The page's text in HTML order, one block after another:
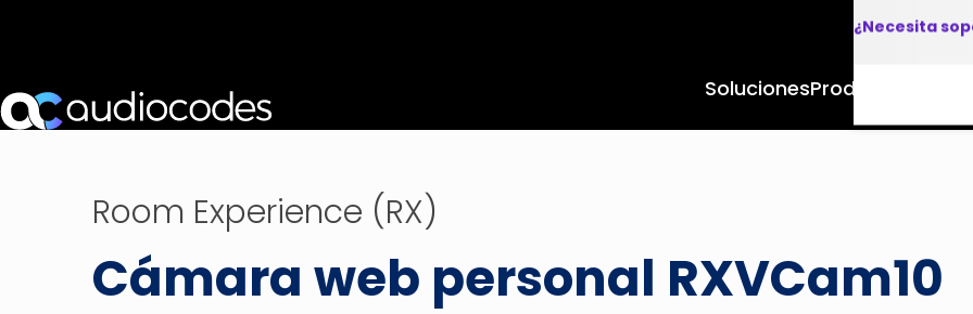
SolucionesProductos y
Room Experience (RX)
Cámara web personal RXVCam10
¿Necesita